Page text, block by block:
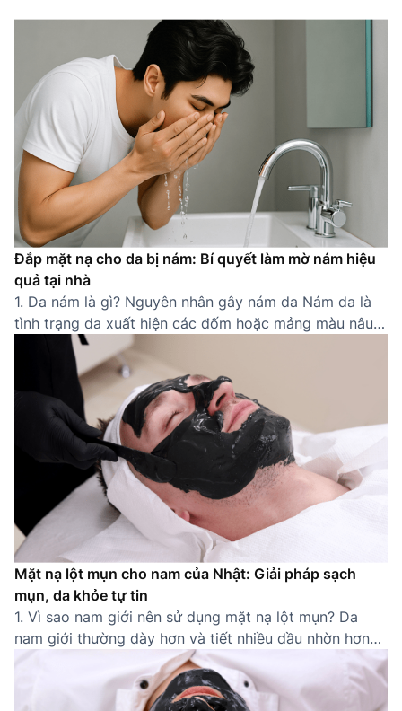
Đắp mặt nạ cho da bị nám: Bí quyết làm mờ nám hiệu
quả tại nhà
1. Da nám là gì? Nguyên nhân gây nám da Nám da là
tình trạng da xuất hiện các đốm hoặc mảng màu nâu
sẫm do sự gia tăng bất thường của sắc tố melanin.
Thường gặp ở các khu vực dễ tiếp xúc ánh nắng như
gò má, trán, mũi, quanh miệng, nám khiến […]
Mặt nạ lột mụn cho nam của Nhật: Giải pháp sạch
mụn, da khỏe tự tin
1. Vì sao nam giới nên sử dụng mặt nạ lột mụn? Da
nam giới thường dày hơn và tiết nhiều dầu nhờn hơn
nữ giới, khiến lỗ chân lông dễ bị tắc nghẽn và hình
thành mụn cám, mụn đầu đen. Thói quen sinh hoạt bận
rộn, ít chăm sóc da càng làm tình […]